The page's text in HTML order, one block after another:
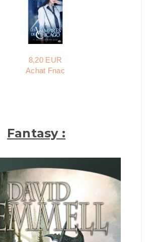
8,20 EUR
Achat Fnac
Fantasy :